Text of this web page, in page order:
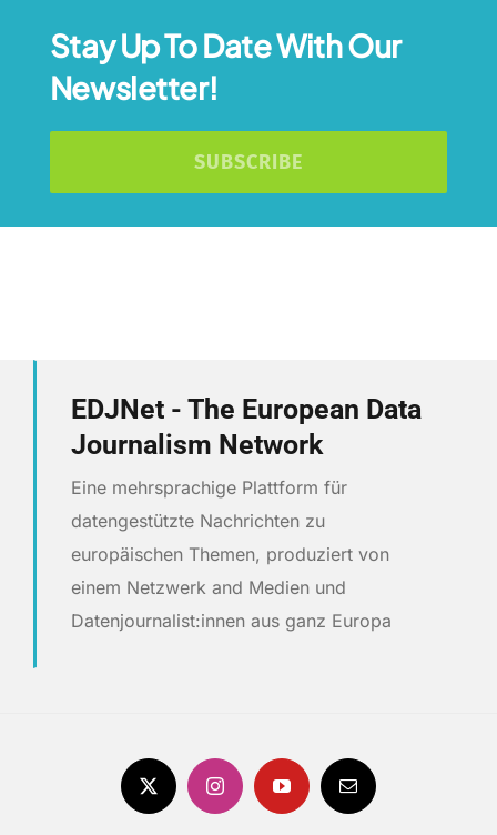
Stay Up To Date With Our
Newsletter!
SUBSCRIBE
EDJNet - The European Data
Journalism Network
Eine mehrsprachige Plattform für
datengestützte Nachrichten zu
europäischen Themen, produziert von
einem Netzwerk and Medien und
Datenjournalist:innen aus ganz Europa